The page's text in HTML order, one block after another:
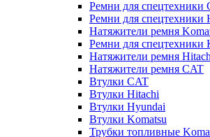
Ремни для спецтехники
Ремни для спецтехники
Натяжители ремня
Ремни для спецтехники
Натяжители ремня
Натяжители ремня CAT
Втулки CAT
Втулки Hitachi
Втулки Hyundai
Втулки Komatsu
Трубки топливные